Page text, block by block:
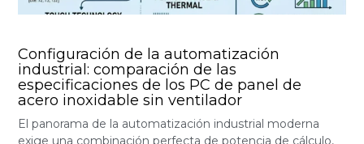
Configuración de la automatización
industrial: comparación de las
especificaciones de los PC de panel de
acero inoxidable sin ventilador
El panorama de la automatización industrial moderna
exige una combinación perfecta de potencia de cálculo,